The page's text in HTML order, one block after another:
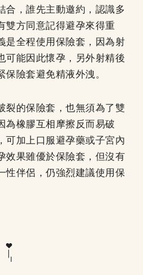
合，誰先主動邀約，認識多
雙方同意記得避孕來得重
是全程使用保險套，因為射
可能因此懷孕，另外射精後
險套避免精液外洩。
裂的保險套，也無須為了雙
為橡膠互相摩擦反而易破
可加上口服避孕藥或子宮內
效果雖優於保險套，但沒有
性伴侶，仍強烈建議使用保